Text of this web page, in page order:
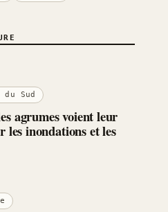
Sud
agrumes voient leur
les inondations et les